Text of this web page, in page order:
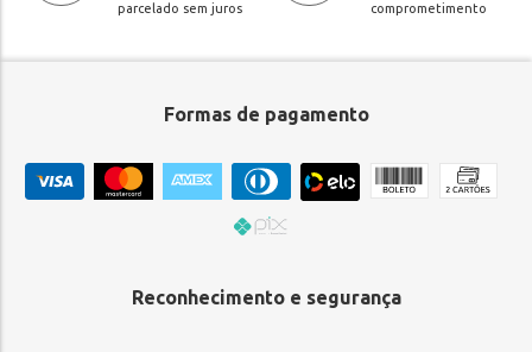
parcelado sem juros
comprometimento
Formas de pagamento
Reconhecimento e segurança